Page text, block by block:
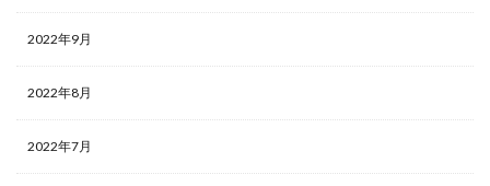
2022年9月
2022年8月
2022年7月